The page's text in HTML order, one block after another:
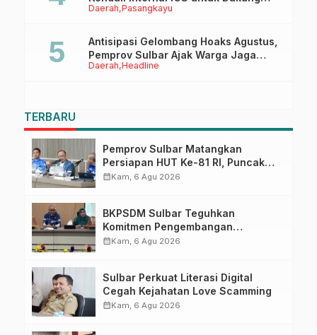
Daerah Pasangkayu
Sertifikasi ISPO Pekebun di
Daerah Headline
Antisipasi Gelombang Hoaks Agustus,
Pemprov Sulbar Ajak Warga Jaga
Ruang Digital
TERBARU
Pemprov Sulbar Matangkan
Persiapan HUT Ke-81 RI, Puncak
Upacara di Lapangan Ahmad
calendar_monthKam, 6 Agu 2026
BKPSDM Sulbar Teguhkan
Komitmen Pengembangan
Kompetensi ASN melalui
calendar_monthKam, 6 Agu 2026
Sulbar Perkuat Literasi Digital
Cegah Kejahatan Love Scamming
calendar_monthKam, 6 Agu 2026